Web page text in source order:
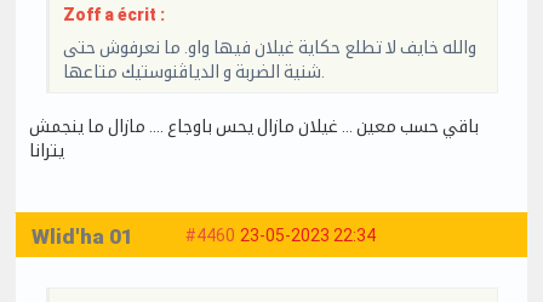
Zoff a écrit :
والله خايف لا تطلع حكاية غيلان فيها واو. ما نعرفوش حتى
باقي حسب معين … غيلان مازال يحس باوجاع …. مازال ما ينجمش
يترانا
#4460 23-05-2023 22:34
Wlid'ha 01